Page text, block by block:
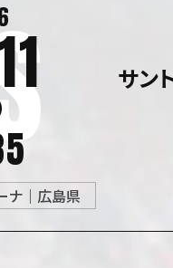
サン
ナ｜広島県